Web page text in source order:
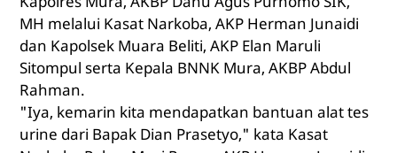
MH melalui Kasat Narkoba, AKP Herman Junaidi
dan Kapolsek Muara Beliti, AKP Elan Maruli
Sitompul serta Kepala BNNK Mura, AKBP Abdul
Rahman.
"Iya, kemarin kita mendapatkan bantuan alat tes
urine dari Bapak Dian Prasetyo," kata Kasat